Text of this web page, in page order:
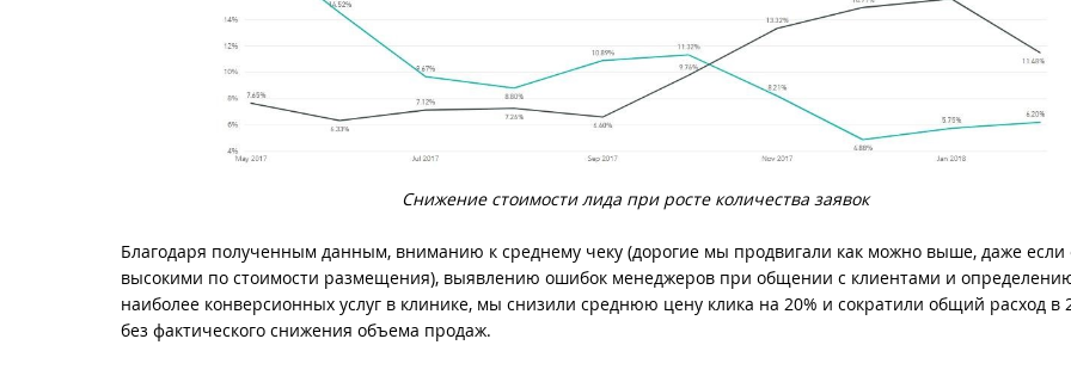
Снижение стоимости лида при росте количества заявок
Благодаря полученным данным, вниманию к среднему чеку (дорогие мы продвигали как можно выше, даже
высокими по стоимости размещения), выявлению ошибок менеджеров при общении с клиентами и
наиболее конверсионных услуг в клинике, мы снизили среднюю цену клика на 20% и сократили общий расход в
без фактического снижения объема продаж.